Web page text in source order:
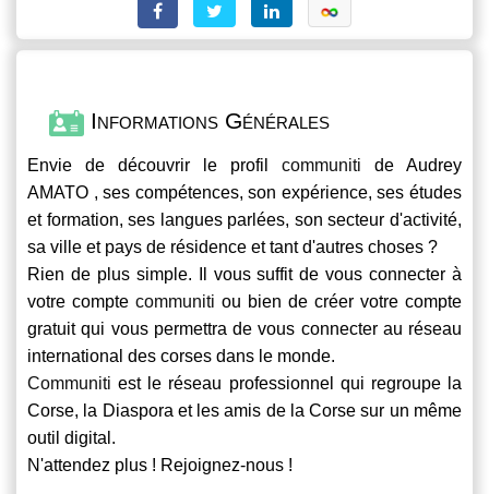
Informations Générales
Envie de découvrir le profil communiti de Audrey
AMATO , ses compétences, son expérience, ses études
et formation, ses langues parlées, son secteur d'activité,
sa ville et pays de résidence et tant d'autres choses ?
Rien de plus simple. Il vous suffit de vous connecter à
votre compte communiti ou bien de créer votre compte
gratuit qui vous permettra de vous connecter au réseau
international des corses dans le monde.
Communiti est le réseau professionnel qui regroupe la
Corse, la Diaspora et les amis de la Corse sur un même
outil digital.
N'attendez plus ! Rejoignez-nous !